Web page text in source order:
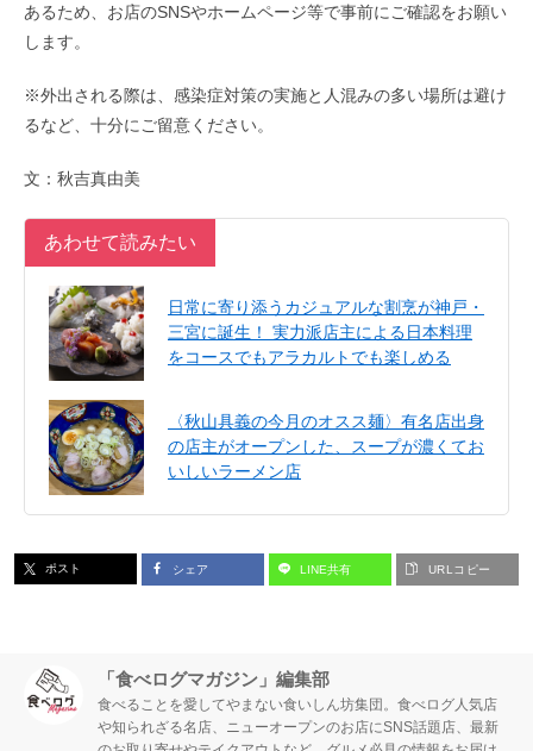
あるため、お店のSNSやホームページ等で事前にご確認をお願い
します。
※外出される際は、感染症対策の実施と人混みの多い場所は避け
るなど、十分にご留意ください。
文：秋吉真由美
あわせて読みたい
日常に寄り添うカジュアルな割烹が神戸・
三宮に誕生！ 実力派店主による日本料理
をコースでもアラカルトでも楽しめる
〈秋山具義の今月のオスス麺〉有名店出身
の店主がオープンした、スープが濃くてお
いしいラーメン店
ポスト シェア LINE共有 URLコピー
「食べログマガジン」編集部
食べることを愛してやまない食いしん坊集団。食べログ人気店
や知られざる名店、ニューオープンのお店にSNS話題店、最新